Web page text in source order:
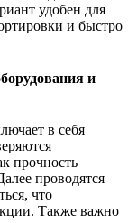
удобен для
и быстро
и
в себя
прочность
проводятся
что
Также важно